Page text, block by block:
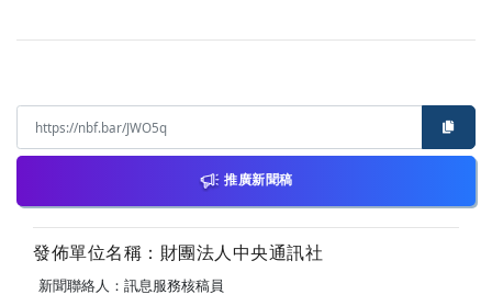
推廣新聞稿
發佈單位名稱：財團法人中央通訊社
新聞聯絡人：訊息服務核稿員